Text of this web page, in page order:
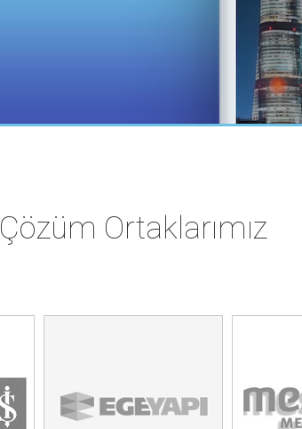
Çözüm Ortaklarımız